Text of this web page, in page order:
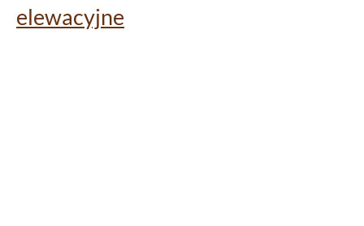
elewacyjne